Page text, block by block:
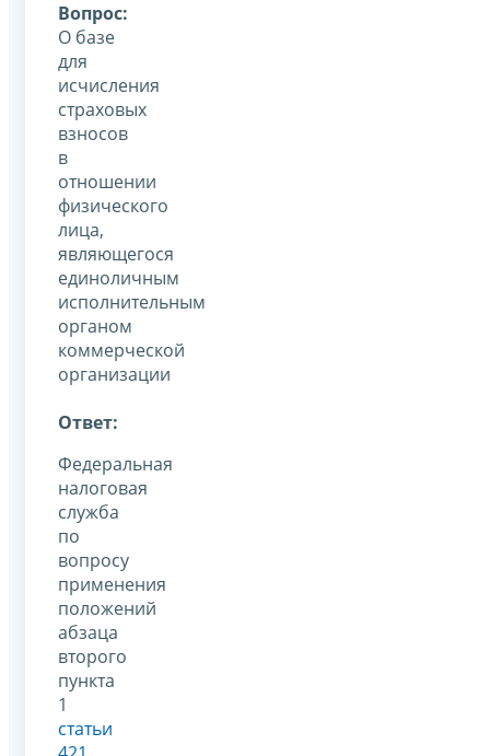
Вопрос:
О базе
для
исчисления
страховых
взносов
в
отношении
физического
лица,
являющегося
единоличным
исполнительным
органом
коммерческой
организации
Ответ:
Федеральная
налоговая
служба
по
вопросу
применения
положений
абзаца
второго
пункта
1
статьи